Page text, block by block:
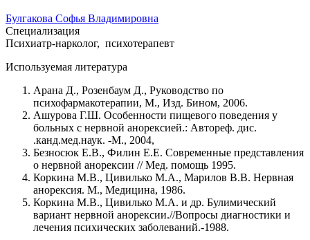
Булгакова Софья Владимировна
Специализация
Психиатр-нарколог, психотерапевт
Используемая литература
Арана Д., Розенбаум Д., Руководство по
психофармакотерапии, М., Изд. Бином, 2006.
Ашурова Г.Ш. Особенности пищевого поведения у
больных с нервной анорексией.: Автореф. дис.
.канд.мед.наук. -М., 2004,
Безносюк Е.В., Филин Е.Е. Современные представления
о нервной анорексии // Мед. помощь 1995.
Коркина М.В., Цивилько М.А., Марилов В.В. Нервная
анорексия. М., Медицина, 1986.
Коркина М.В., Цивилько М.А. и др. Булимический
вариант нервной анорексии.//Вопросы диагностики и
лечения психических заболеваний.-1988.